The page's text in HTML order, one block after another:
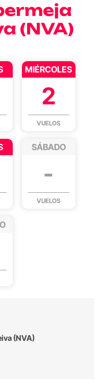
(NVA)
MIÉRCOLES
2
VUELOS
SÁBADO
-
VUELOS
(NVA)